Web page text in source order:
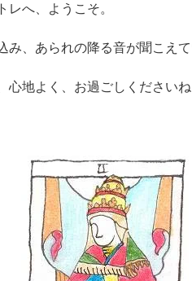
レへ、ようこそ。
み、あられの降る音が聞こえて
心地よく、お過ごしくださいね